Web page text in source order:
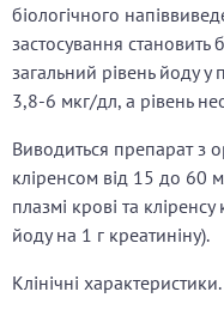
біологічного
застосування
загальний рівень йоду у
3,8-6 мкг/дл, а рівень
Виводиться препарат з
кліренсом від 15 до 60
плазмі крові та
йоду на 1 г креатиніну).
Клінічні характеристики.